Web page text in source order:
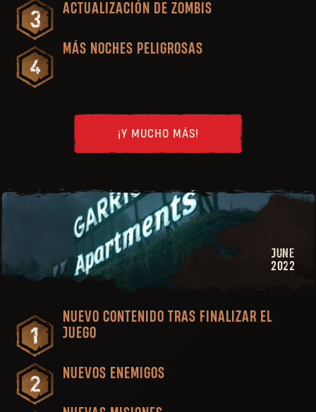
ACTUALIZACIÓN DE ZOMBIS
MÁS NOCHES PELIGROSAS
¡Y MUCHO MÁS!
JUNE
2022
NUEVO CONTENIDO TRAS FINALIZAR EL
JUEGO
NUEVOS ENEMIGOS